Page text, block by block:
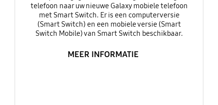
telefoon naar uw nieuwe Galaxy mobiele telefoon
met Smart Switch. Er is een computerversie
(Smart Switch) en een mobiele versie (Smart
Switch Mobile) van Smart Switch beschikbaar.
MEER INFORMATIE